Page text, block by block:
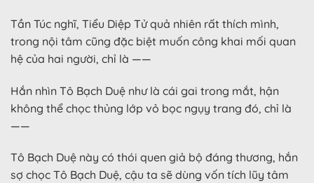
Tần Túc nghĩ, Tiểu Diệp Tử quả nhiên rất thích mình,
trong nội tâm cũng đặc biệt muốn công khai mối quan
hệ của hai người, chỉ là ——
Hắn nhìn Tô Bạch Duệ như là cái gai trong mắt, hận
không thể chọc thủng lớp vỏ bọc ngụy trang đó, chỉ là
——
Tô Bạch Duệ này có thói quen giả bộ đáng thương, hắn
sợ chọc Tô Bạch Duệ, cậu ta sẽ dùng vốn tích lũy tâm